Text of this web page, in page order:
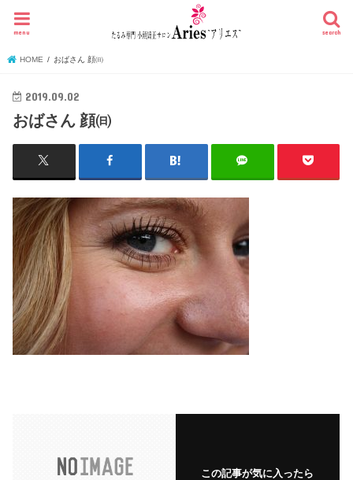
search
menu
HOME おばさん 顔㈰
2019.09.02
おばさん 顔㈰
この記事が気に入ったら